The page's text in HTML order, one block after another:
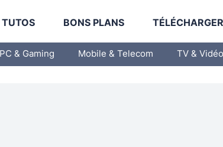
TUTOS BONS PLANS
PC & Gaming Mobile & Telecom TV & Vidéo